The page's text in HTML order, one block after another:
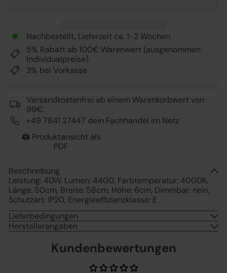
Nachbestellt, Lieferzeit ca. 1-2 Wochen
5% Rabatt ab 100€ Warenwert (ausgenommen
Individualpreise)
3% bei Vorkasse
Versandkostenfrei ab einem Warenkorbwert von
99€.
+49 7841 27447 dein Fachhandel im Netz
🖨️ Produktansicht als
PDF
Beschreibung
Leistung: 40W, Lumen: 4400, Farbtemperatur: 4000K,
Länge: 50cm, Breite: 58cm, Höhe: 6cm, Dimmbar: nein,
Schutzart: IP20, Energieeffizienzklasse: E
Lieferbedingungen
Herstellerangaben
Kundenbewertungen